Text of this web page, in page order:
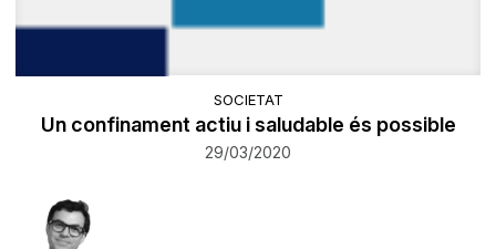
SOCIETAT
Un confinament actiu i saludable és possible
29/03/2020